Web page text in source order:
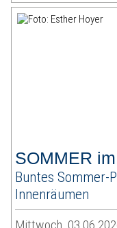
SOMMER
Buntes Sommer-
Innenräumen